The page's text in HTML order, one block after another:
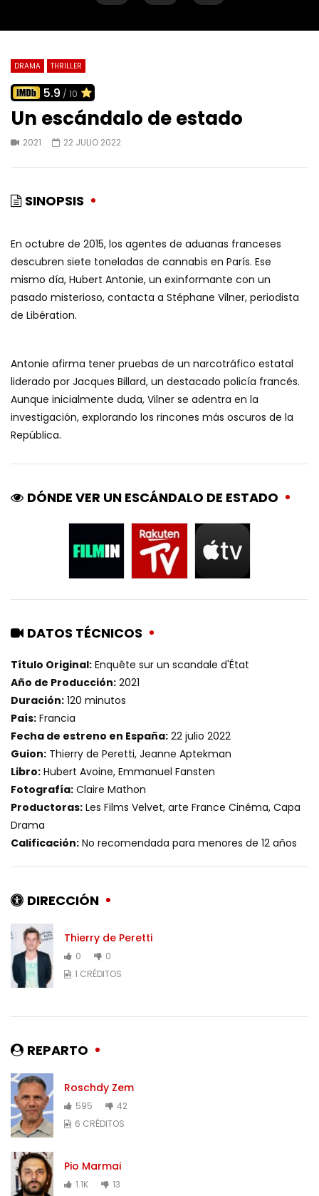
DRAMA THRILLER
5.9 / 10
Un escándalo de estado
2021 22 JULIO 2022
SINOPSIS
En octubre de 2015, los agentes de aduanas franceses
descubren siete toneladas de cannabis en París. Ese
mismo día, Hubert Antonie, un exinformante con un
pasado misterioso, contacta a Stéphane Vilner, periodista
de Libération.
Antonie afirma tener pruebas de un narcotráfico estatal
liderado por Jacques Billard, un destacado policía francés.
Aunque inicialmente duda, Vilner se adentra en la
investigación, explorando los rincones más oscuros de la
República.
DÓNDE VER UN ESCÁNDALO DE ESTADO
DATOS TÉCNICOS
Título Original: Enquête sur un scandale d'État
Año de Producción: 2021
Duración: 120 minutos
País: Francia
Fecha de estreno en España: 22 julio 2022
Guion: Thierry de Peretti, Jeanne Aptekman
Libro: Hubert Avoine, Emmanuel Fansten
Fotografía: Claire Mathon
Productoras: Les Films Velvet, arte France Cinéma, Capa
Drama
Calificación: No recomendada para menores de 12 años
DIRECCIÓN
Thierry de Peretti
0
0
1 CRÉDITOS
REPARTO
Roschdy Zem
595
42
6 CRÉDITOS
Pio Marmai
1.1K
13